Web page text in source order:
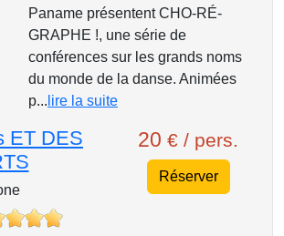
Paname présentent CHO-RÉ-
GRAPHE !, une série de
conférences sur les grands noms
du monde de la danse. Animées
p... lire la suite
ET DES
20 € / pers.
Réserver